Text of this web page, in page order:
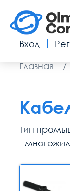
Вход
Главная /
Тип
-